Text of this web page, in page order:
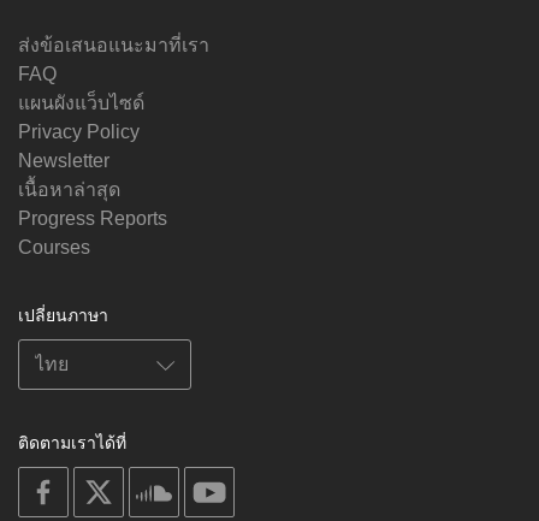
ส่งข้อเสนอแนะมาที่เรา
FAQ
แผนผังแว็บไซด์
Privacy Policy
Newsletter
เนื้อหาล่าสุด
Progress Reports
Courses
เปลี่ยนภาษา
ติดตามเราได้ที่
on
facebook
soundcloud